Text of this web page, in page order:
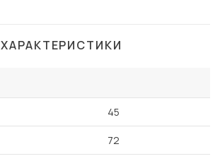
ХАРАКТЕРИСТИКИ
45
72